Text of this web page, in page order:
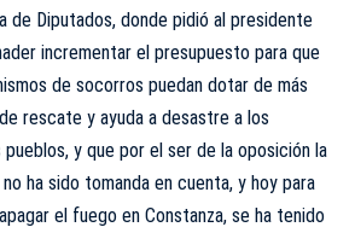
de Diputados, donde pidió al presidente
incrementar el presupuesto para que
de socorros puedan dotar de más
rescate y ayuda a desastre a los
y que por el ser de la oposición la
ha sido tomanda en cuenta, y hoy para
el fuego en Constanza, se ha tenido